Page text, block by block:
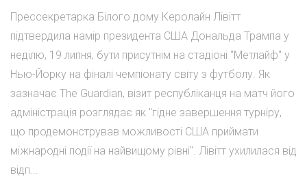
Прессекретарка Білого дому Керолайн Лівітт
підтвердила намір президента США Дональда Трампа у
неділю, 19 липня, бути присутнім на стадіоні "Метлайф" у
Нью-Йорку на фіналі чемпіонату світу з футболу. Як
зазначає The Guardian, візит республіканця на матч його
адміністрація розглядає як "гідне завершення турніру,
що продемонстрував можливості США приймати
міжнародні події на найвищому рівні". Лівітт ухилилася від
відп...